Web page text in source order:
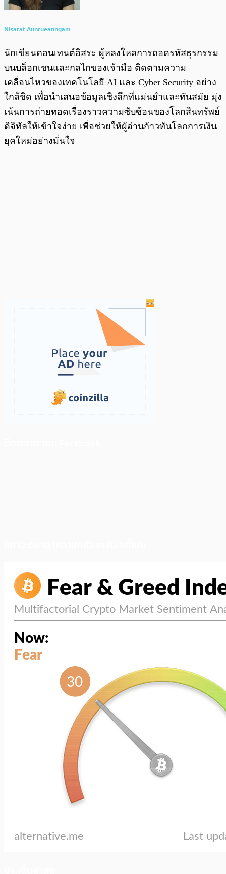
Nisarat Aunrueanngam
นักเขียนคอนเทนต์อิสระ ผู้หลงใหลการถอดรหัสธุรกรรม
บนบล็อกเชนและกลไกของเจ้ามือ ติดตามความ
เคลื่อนไหวของเทคโนโลยี AI และ Cyber Security อย่าง
ใกล้ชิด เพื่อนำเสนอข้อมูลเชิงลึกที่แม่นยำและทันสมัย มุ่ง
เน้นการถ่ายทอดเรื่องราวความซับซ้อนของโลกสินทรัพย์
ดิจิทัลให้เข้าใจง่าย เพื่อช่วยให้ผู้อ่านก้าวทันโลกการเงิน
ยุคใหม่อย่างมั่นใจ